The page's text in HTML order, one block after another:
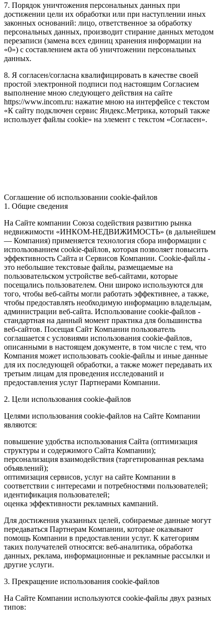
7. Порядок уничтожения персональных данных при
достижении цели их обработки или при наступлении иных
законных оснований: лицо, ответственное за обработку
персональных данных, производит стирание данных методом
перезаписи (замена всех единиц хранения информации на
«0») с составлением акта об уничтожении персональных
данных.
8. Я согласен/согласна квалифицировать в качестве своей
простой электронной подписи под настоящим Согласием
выполнение мною следующего действия на сайте
https://www.incom.ru: нажатие мною на интерфейсе с текстом
«К сайту подключен сервис Яндекс.Метрика, который также
использует файлы cookie» на элемент с текстом «Согласен».
Соглашение об использовании cookie-файлов
1. Общие сведения
На Сайте компании Союза содействия развитию рынка
недвижимости «ИНКОМ-НЕДВИЖИМОСТЬ» (в дальнейшем
— Компания) применяется технология сбора информации с
использованием cookie-файлов, которая позволяет повысить
эффективность Сайта и Сервисов Компании. Сookie-файлы -
это небольшие текстовые файлы, размещаемые на
пользовательском устройстве веб-сайтами, которые
посещались пользователем. Они широко используются для
того, чтобы веб-сайты могли работать эффективнее, а также,
чтобы предоставлять необходимую информацию владельцам,
администрации веб-сайта. Использование cookie-файлов -
стандартная на данный момент практика для большинства
веб-сайтов. Посещая Сайт Компании пользователь
соглашается с условиями использования cookie-файлов,
описанными в настоящем документе, в том числе с тем, что
Компания может использовать cookie-файлы и иные данные
для их последующей обработки, а также может передавать их
третьим лицам для проведения исследований и
предоставления услуг Партнерами Компании.
2. Цели использования cookie-файлов
Целями использования cookie-файлов на Сайте Компании
являются:
повышение удобства использования Сайта (оптимизация
структуры и содержимого Сайта Компании);
персонализация взаимодействия (таргетированная реклама
объявлений);
оптимизация сервисов, услуг на сайте Компании в
соответствии с интересами и потребностями пользователей;
идентификация пользователей;
оценка эффективности рекламных кампаний.
Для достижения указанных целей, собираемые данные могут
передаваться Партнерам Компании, которые оказывают
помощь Компании в предоставлении услуг. К категориям
таких получателей относятся: веб-аналитика, обработка
данных, реклама, информационные и рекламные рассылки и
другие услуги.
3. Прекращение использования cookie-файлов
На Сайте Компании используются cookie-файлы двух разных
типов: